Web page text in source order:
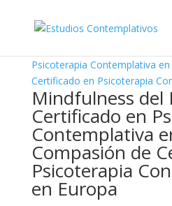
Mindfulness del
Certificado en
Contemplativa
Compasión de
Psicoterapia
en Europa